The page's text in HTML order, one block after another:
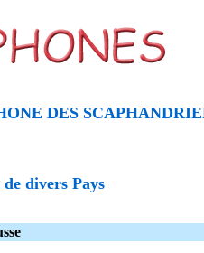
DES
de divers Pays